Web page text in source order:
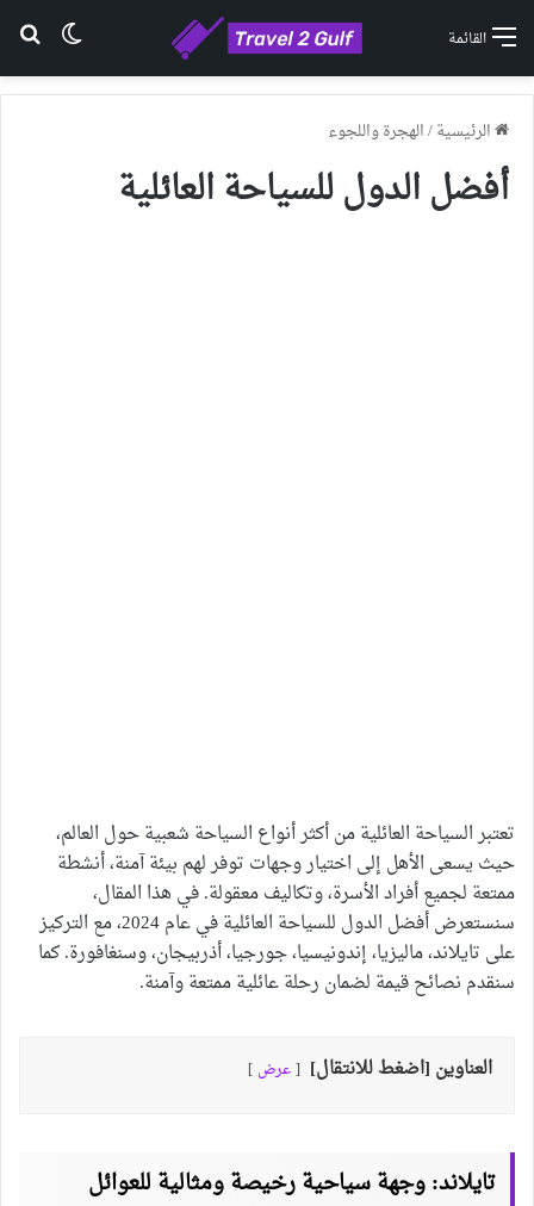
القائمة
الرئيسية/الهجرة واللجوء
أفضل الدول للسياحة العائلية
تعتبر السياحة العائلية من أكثر أنواع السياحة شعبية حول العالم،
حيث يسعى الأهل إلى اختيار وجهات توفر لهم بيئة آمنة، أنشطة
ممتعة لجميع أفراد الأسرة، وتكاليف معقولة. في هذا المقال،
سنستعرض أفضل الدول للسياحة العائلية في عام 2024، مع التركيز
على تايلاند، ماليزيا، إندونيسيا، جورجيا، أذربيجان، وسنغافورة. كما
سنقدم نصائح قيمة لضمان رحلة عائلية ممتعة وآمنة.
العناوين [اضغط للانتقال] عرض
تايلاند: وجهة سياحية رخيصة ومثالية للعوائل